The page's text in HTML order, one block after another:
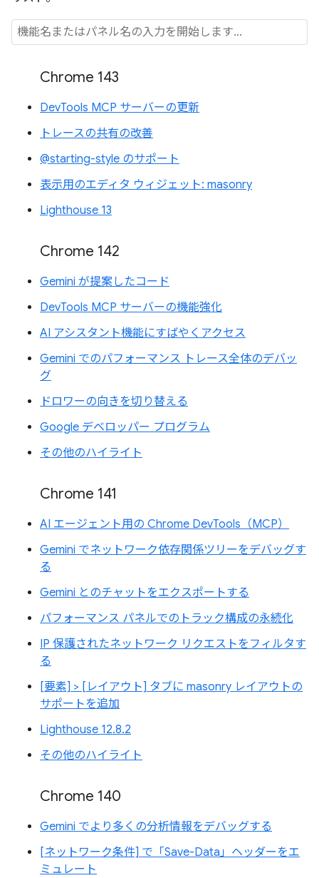
Chrome 143
DevTools MCP サーバーの更新
トレースの共有の改善
@starting-style のサポート
表示用のエディタ ウィジェット: masonry
Lighthouse 13
Chrome 142
Gemini が提案したコード
DevTools MCP サーバーの機能強化
AI アシスタント機能にすばやくアクセス
Gemini でのパフォーマンス トレース全体のデバッ
グ
ドロワーの向きを切り替える
Google デベロッパー プログラム
その他のハイライト
Chrome 141
AI エージェント用の Chrome DevTools（MCP）
Gemini でネットワーク依存関係ツリーをデバッグす
る
Gemini とのチャットをエクスポートする
パフォーマンス パネルでのトラック構成の永続化
IP 保護されたネットワーク リクエストをフィルタす
る
[要素] > [レイアウト] タブに masonry レイアウトの
サポートを追加
Lighthouse 12.8.2
その他のハイライト
Chrome 140
Gemini でより多くの分析情報をデバッグする
[ネットワーク条件] で「Save-Data」ヘッダーをエ
ミュレート